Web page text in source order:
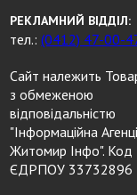
РЕКЛАМНИЙ ВІДДІЛ:
тел.:(0412) 47-00-
Сайт належить
з обмеженою
відповідальністю
"Інформаційна
Житомир Інфо". Код
ЄДРПОУ 33732896